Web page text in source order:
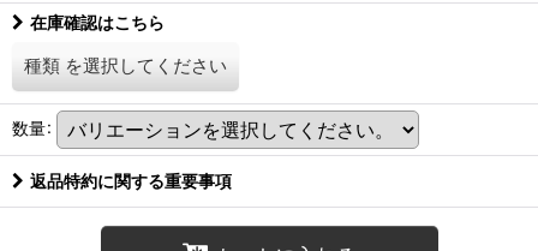
在庫確認はこちら
種類 を選択してください
数量:
返品特約に関する重要事項